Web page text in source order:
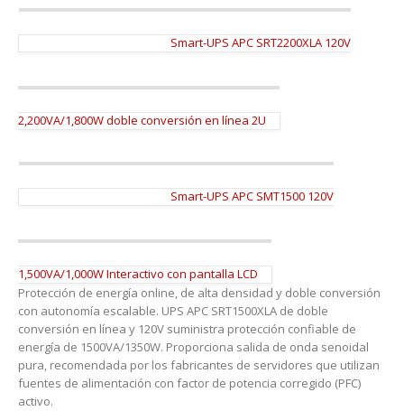
Smart-UPS APC SRT2200XLA 120V
2,200VA/1,800W doble conversión en línea 2U
Smart-UPS APC SMT1500 120V
1,500VA/1,000W Interactivo con pantalla LCD
Protección de energía online, de alta densidad y doble conversión
con autonomía escalable. UPS APC SRT1500XLA de doble
conversión en línea y 120V suministra protección confiable de
energía de 1500VA/1350W. Proporciona salida de onda senoidal
pura, recomendada por los fabricantes de servidores que utilizan
fuentes de alimentación con factor de potencia corregido (PFC)
activo.